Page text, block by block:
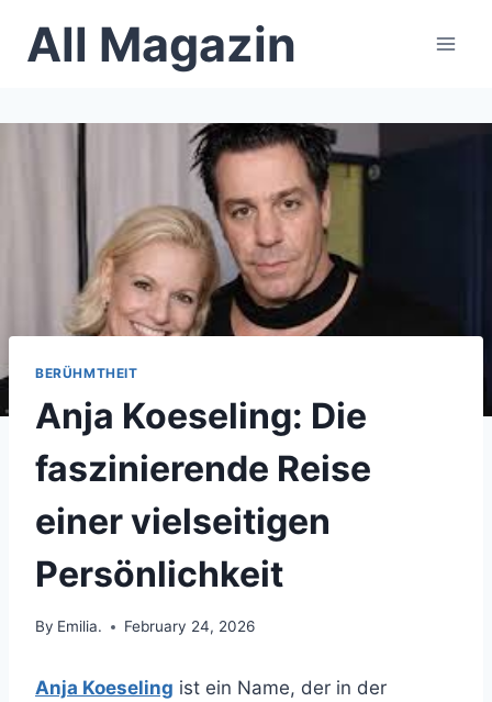
All Magazin
BERÜHMTHEIT
Anja Koeseling: Die
faszinierende Reise
einer vielseitigen
Persönlichkeit
By Emilia. February 24, 2026
Anja Koeseling ist ein Name, der in der